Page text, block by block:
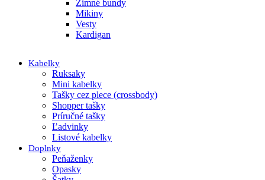
Zimné bundy
Mikiny
Vesty
Kardigan
Kabelky
Ruksaky
Mini kabelky
Tašky cez plece (crossbody)
Shopper tašky
Príručné tašky
Ľadvinky
Listové kabelky
Doplnky
Peňaženky
Opasky